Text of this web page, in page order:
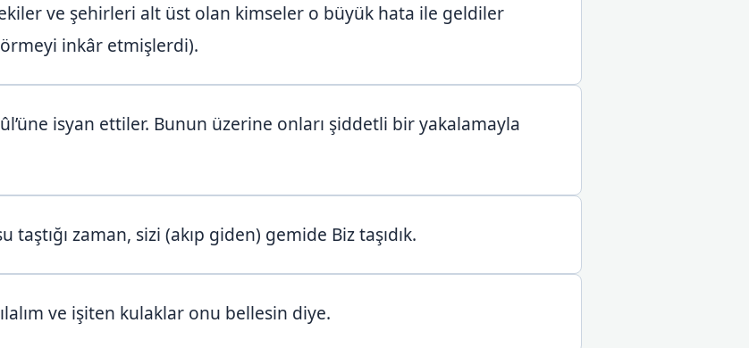
ve şehirleri alt üst olan kimseler o büyük hata ile geldiler
inkâr etmişlerdi).
isyan ettiler. Bunun üzerine onları şiddetli bir yakalamayla
zaman, sizi (akıp giden) gemide Biz taşıdık.
ve işiten kulaklar onu bellesin diye.